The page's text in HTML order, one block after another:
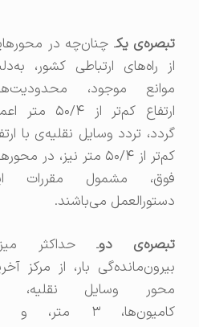
تبصره‌ی یکـ چنان‌چه در محورهایی
از راه‌های ارتباطی کشور، به‌دلیل
موانع موجود، محدودیت‌های
ارتفاع کم‌تر از ۵۰/۴ متر اعمال
گردد، تردد وسایل نقلیه‌ی با ارتفاع
کم‌تر از ۵۰/۴ متر نیز، در محورهای
فوق، مشمول مقررات این
دستورالعمل می‌باشند.
تبصره‌ی دو
ـ حداکثر میزان
بیرون‌مانده‌گی بار، از مرکز آخرین
محور وسایل نقلیه، در
کامیون‌ها، ۳ متر، و در